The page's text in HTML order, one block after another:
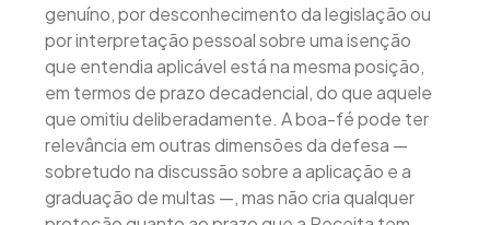
genuíno, por desconhecimento da legislação ou
por interpretação pessoal sobre uma isenção
que entendia aplicável está na mesma posição,
em termos de prazo decadencial, do que aquele
que omitiu deliberadamente. A boa-fé pode ter
relevância em outras dimensões da defesa —
sobretudo na discussão sobre a aplicação e a
graduação de multas —, mas não cria qualquer